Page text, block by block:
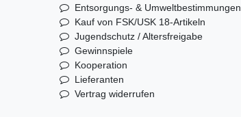
Entsorgungs- & Umweltbestimmungen
Kauf von FSK/USK 18-Artikeln
Jugendschutz / Altersfreigabe
Gewinnspiele
Kooperation
Lieferanten
Vertrag widerrufen